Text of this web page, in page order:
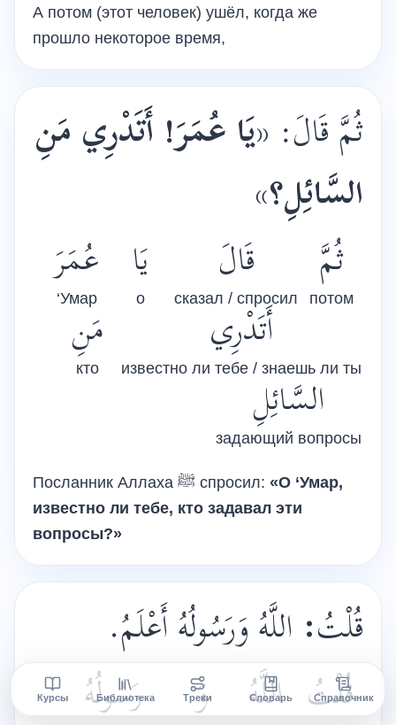
Курсы Библиотека Треки Словарь Справочник
А потом (этот человек) ушёл, когда же
прошло некоторое время,
ثُمَّ قَالَ: «يَا عُمَرَ! أَتَدْرِي مَنِ
السَّائِلِ؟»
ثُمَّ
потом
قَالَ
сказал / спросил
يَا
о
عُمَرَ
‘Умар
أَتَدْرِي
известно ли тебе / знаешь ли ты
مَنِ
кто
السَّائِلِ
задающий вопросы
Посланник Аллаха ﷺ спросил: «О ‘Умар,
известно ли тебе, кто задавал эти
вопросы?»
قُلْتُ: اللَّهُ وَرَسُولُهُ أَعْلَمُ.
قُلْتُ اللَّهُ وَ رَسُولُهُ